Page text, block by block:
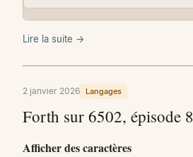
Lire la suite →
2 janvier 2026 Langages
Forth sur 6502, épisode 8
Afficher des caractères